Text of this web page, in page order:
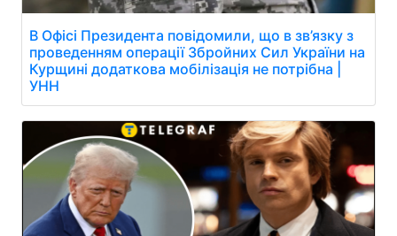
В Офісі Президента повідомили, що в зв’язку з
проведенням операції Збройних Сил України на
Курщині додаткова мобілізація не потрібна |
УНН